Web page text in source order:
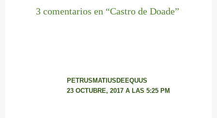
3 comentarios en “Castro de Doade”
PETRUSMATIUSDEEQUUS
23 OCTUBRE, 2017 A LAS 5:25 PM